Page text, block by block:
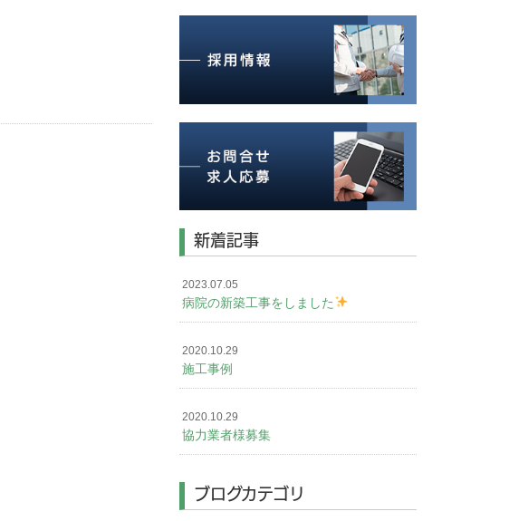
新着記事
2023.07.05
病院の新築工事をしました
2020.10.29
施工事例
2020.10.29
協力業者様募集
ブログカテゴリ